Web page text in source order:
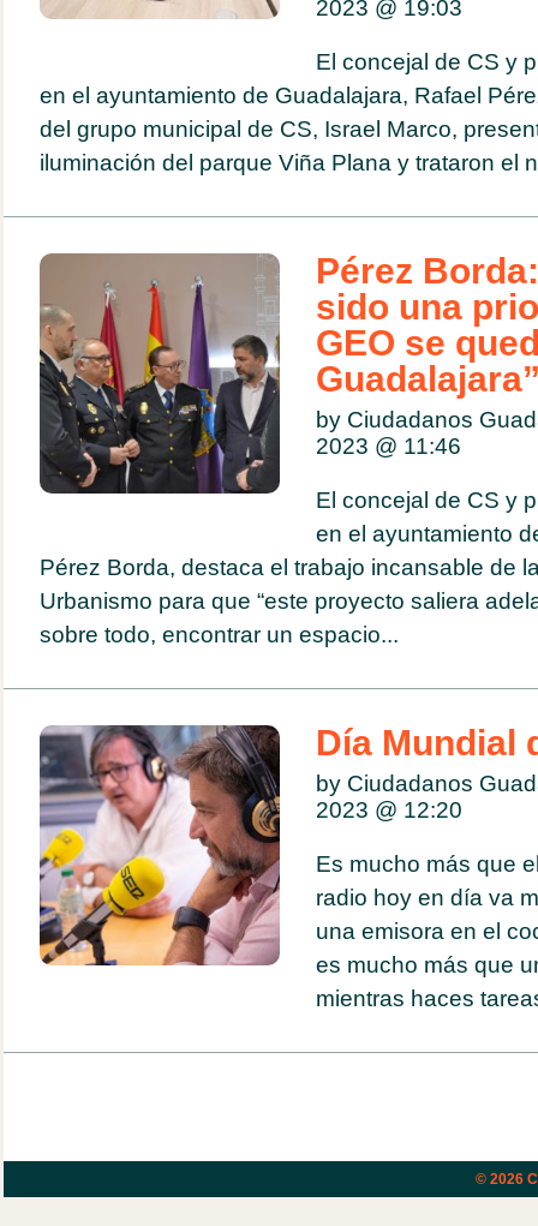
2023 @ 19:03
El concejal de CS y
en el ayuntamiento de Guadalajara, Rafael
del grupo municipal de CS, Israel Marco,
iluminación del parque Viña Plana y trataron el
Pérez
sido una
GEO se
by Ciudadanos
2023 @ 11:46
El concejal de CS y
en el ayuntamiento
Pérez Borda, destaca el trabajo incansable de
Urbanismo para que “este proyecto saliera
sobre todo, encontrar un espacio...
Día Mundial
by Ciudadanos
2023 @ 12:20
Es mucho más que
radio hoy en día va
una emisora en el
es mucho más que
mientras haces
© 2026